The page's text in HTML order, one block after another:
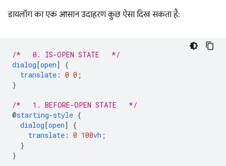
डायलॉग का एक आसान उदाहरण कुछ ऐसा दिख सकता है:
/*   0. IS-OPEN STATE   */
dialog [open]
{
translate : 0 0 ;
}
/*   1. BEFORE-OPEN STATE   */
@starting-style {
dialog [open]
{
translate : 0 100vh ;
}
}